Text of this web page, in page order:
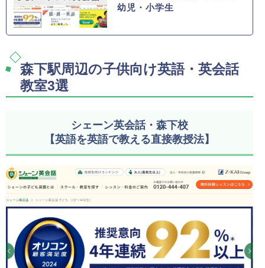
幼児・小学生
森下駅周辺の子供向け英語・英会話
教室3選
シェーン英会話・森下校
【英語を英語で教える直接教授法】